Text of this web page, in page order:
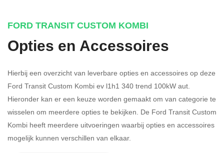
FORD TRANSIT CUSTOM KOMBI
Opties en Accessoires
Hierbij een overzicht van leverbare opties en accessoires op deze
Ford Transit Custom Kombi ev l1h1 340 trend 100kW aut.
Hieronder kan er een keuze worden gemaakt om van categorie te
wisselen om meerdere opties te bekijken. De Ford Transit Custom
Kombi heeft meerdere uitvoeringen waarbij opties en accessoires
mogelijk kunnen verschillen van elkaar.